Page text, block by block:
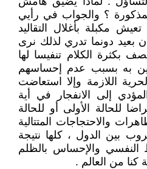
؟ والجواب في رأيي
مكبلة بأغلال التقاليد
بعيد دونما تدري لذلك نرى
بكثرة الكلام تنفيسا لها
به بسبب عدم إحساسهم
اللازمة وإلا استعاضت
إلى الانفجار في أية
للحالة الأولى أو للحالة
والاحتجاجات المتتالية
بين الدول ، كلها نتيجة
والإحساس بالظلم
كنا من العالم .